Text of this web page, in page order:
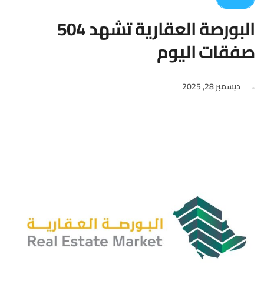
البورصة العقارية تشهد 504
صفقات اليوم
ديسمبر 28, 2025